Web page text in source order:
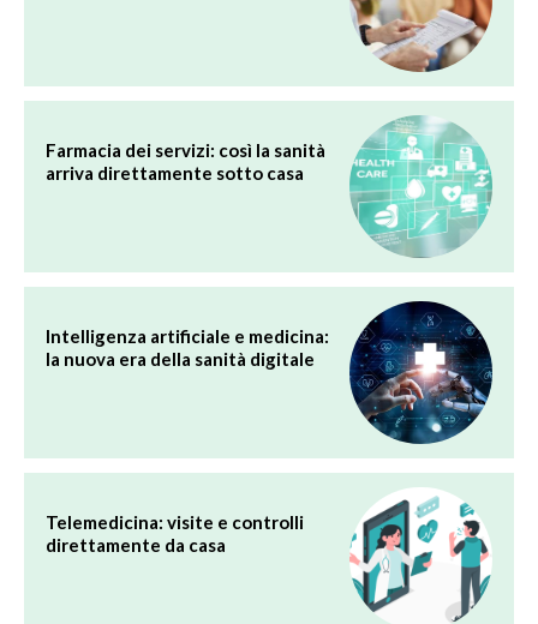
Farmacia dei servizi: così la sanità
arriva direttamente sotto casa
Intelligenza artificiale e medicina:
la nuova era della sanità digitale
Telemedicina: visite e controlli
direttamente da casa